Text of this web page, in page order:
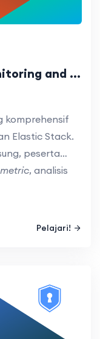
DevOps Fundamental Monitoring and Logging
komprehensif
Elastic Stack.
peserta
, analisis
serta
secara efektif.
Pelajari!